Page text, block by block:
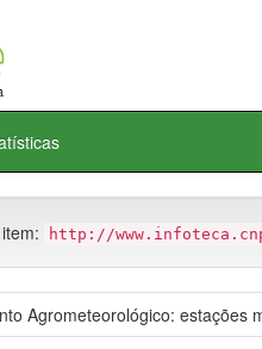
http://
Agrometeorológico: estações